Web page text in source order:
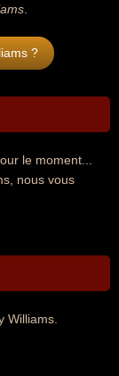
?
le moment...
nous vous
Williams.